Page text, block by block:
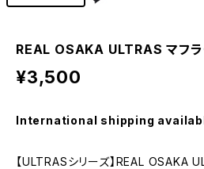
REAL OSAKA ULTRAS マフラ
¥3,500
International shipping
【ULTRASシリーズ】REAL OSAKA